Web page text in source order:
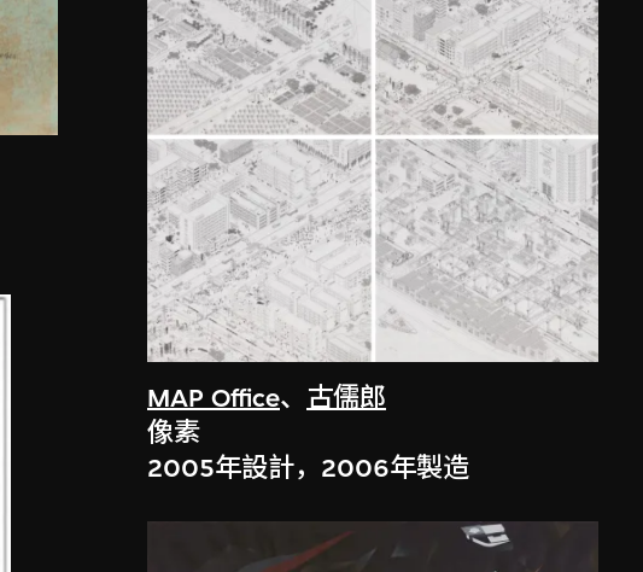
MAP Office、 古儒郎
像素
2005年設計，2006年製造